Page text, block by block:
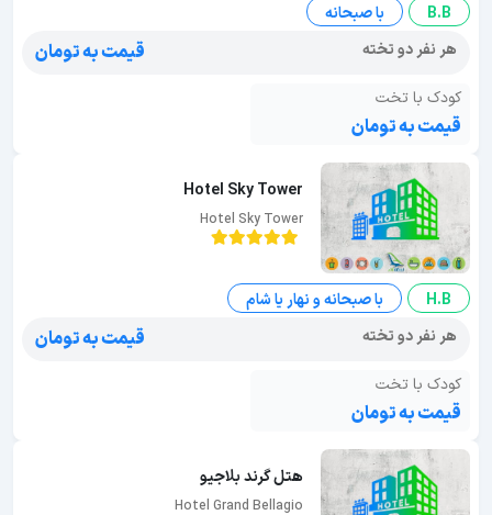
B.B
با صبحانه
هر نفر دو تخته
قیمت به تومان
کودک با تخت
قیمت به تومان
Hotel Sky Tower
Hotel Sky Tower
H.B
با صبحانه و نهار یا شام
هر نفر دو تخته
قیمت به تومان
کودک با تخت
قیمت به تومان
هتل گرند بلاجیو
Hotel Grand Bellagio